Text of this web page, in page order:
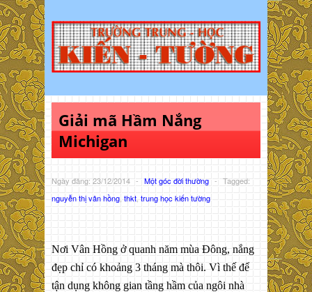
Giải mã Hầm Nắng
Michigan
Ngày đăng: 23/12/2014 - Một góc đời thường - Tagged:
nguyễn thị vân hồng thkt trung học kiến tường
Nơi Vân Hồng ở quanh năm mùa Đông, nắng
đẹp chỉ có khoảng 3 tháng mà thôi. Vì thế để
tận dụng không gian tầng hầm của ngôi nhà